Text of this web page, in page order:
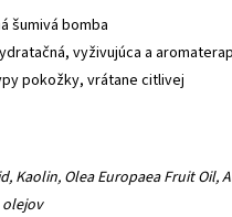
šumivá bomba
vyživujúca a
pokožky, vrátane citlivej
Kaolin, Olea Europaea Fruit
olejov